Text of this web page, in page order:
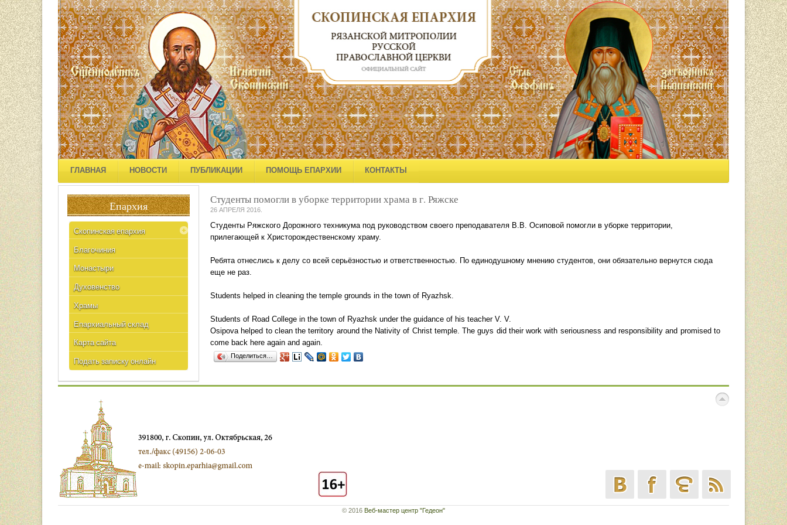
ГЛАВНАЯ НОВОСТИ ПУБЛИКАЦИИ ПОМОЩЬ ЕПАРХИИ КОНТАКТЫ
Студенты помогли в уборке территории храма в г. Ряжске
26 АПРЕЛЯ 2016
Студенты Ряжского Дорожного техникума под руководством своего преподавателя В.В. Осиповой помогли в уборке территории,
прилегающей к Христорождественскому храму.
Ребята отнеслись к делу со всей серьёзностью и ответственностью. По единодушному мнению студентов, они обязательно вернутся сюда
еще не раз.
Students helped in cleaning the temple grounds in the town of Ryazhsk.
Students of Road College in the town of Ryazhsk under the guidance of his teacher V. V.
Osipova helped to clean the territory around the Nativity of Christ temple. The guys did their work with seriousness and responsibility and promised to
come back here again and again.
Поделиться…
Епархия
Скопинская епархия
Благочиния
Монастыри
Духовенство
Храмы
Епархиальный склад
Карта сайта
Подать записку онлайн
© 2016 Веб-мастер центр "Гедеон"